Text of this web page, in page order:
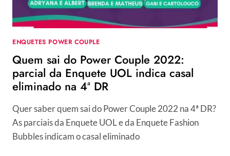
ENQUETES POWER COUPLE
Quem sai do Power Couple 2022:
parcial da Enquete UOL indica casal
eliminado na 4ª DR
Quer saber quem sai do Power Couple 2022 na 4ª DR?
As parciais da Enquete UOL e da Enquete Fashion
Bubbles indicam o casal eliminado